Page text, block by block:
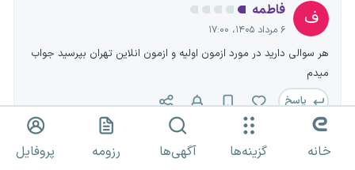
ف فاطمه
۶ مرداد ۱۴۰۵، ۱۷:۰۰
هر سوالی دارید در مورد ازمون اولیه و ازمون انلاین تهران بپرسید جواب
میدم
پاسخ
نازلی خانه گزینه‌ها آگهی‌ها رزومه پروفایل